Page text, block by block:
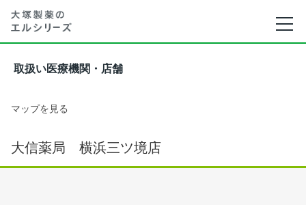
取扱い医療機関・店舗
マップを見る
大信薬局 横浜三ツ境店